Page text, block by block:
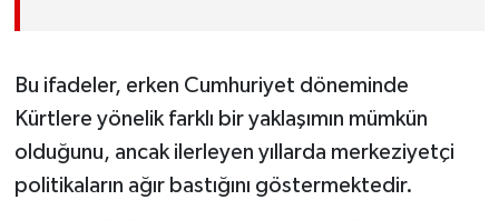
Bu ifadeler, erken Cumhuriyet döneminde
Kürtlere yönelik farklı bir yaklaşımın mümkün
olduğunu, ancak ilerleyen yıllarda merkeziyetçi
politikaların ağır bastığını göstermektedir.